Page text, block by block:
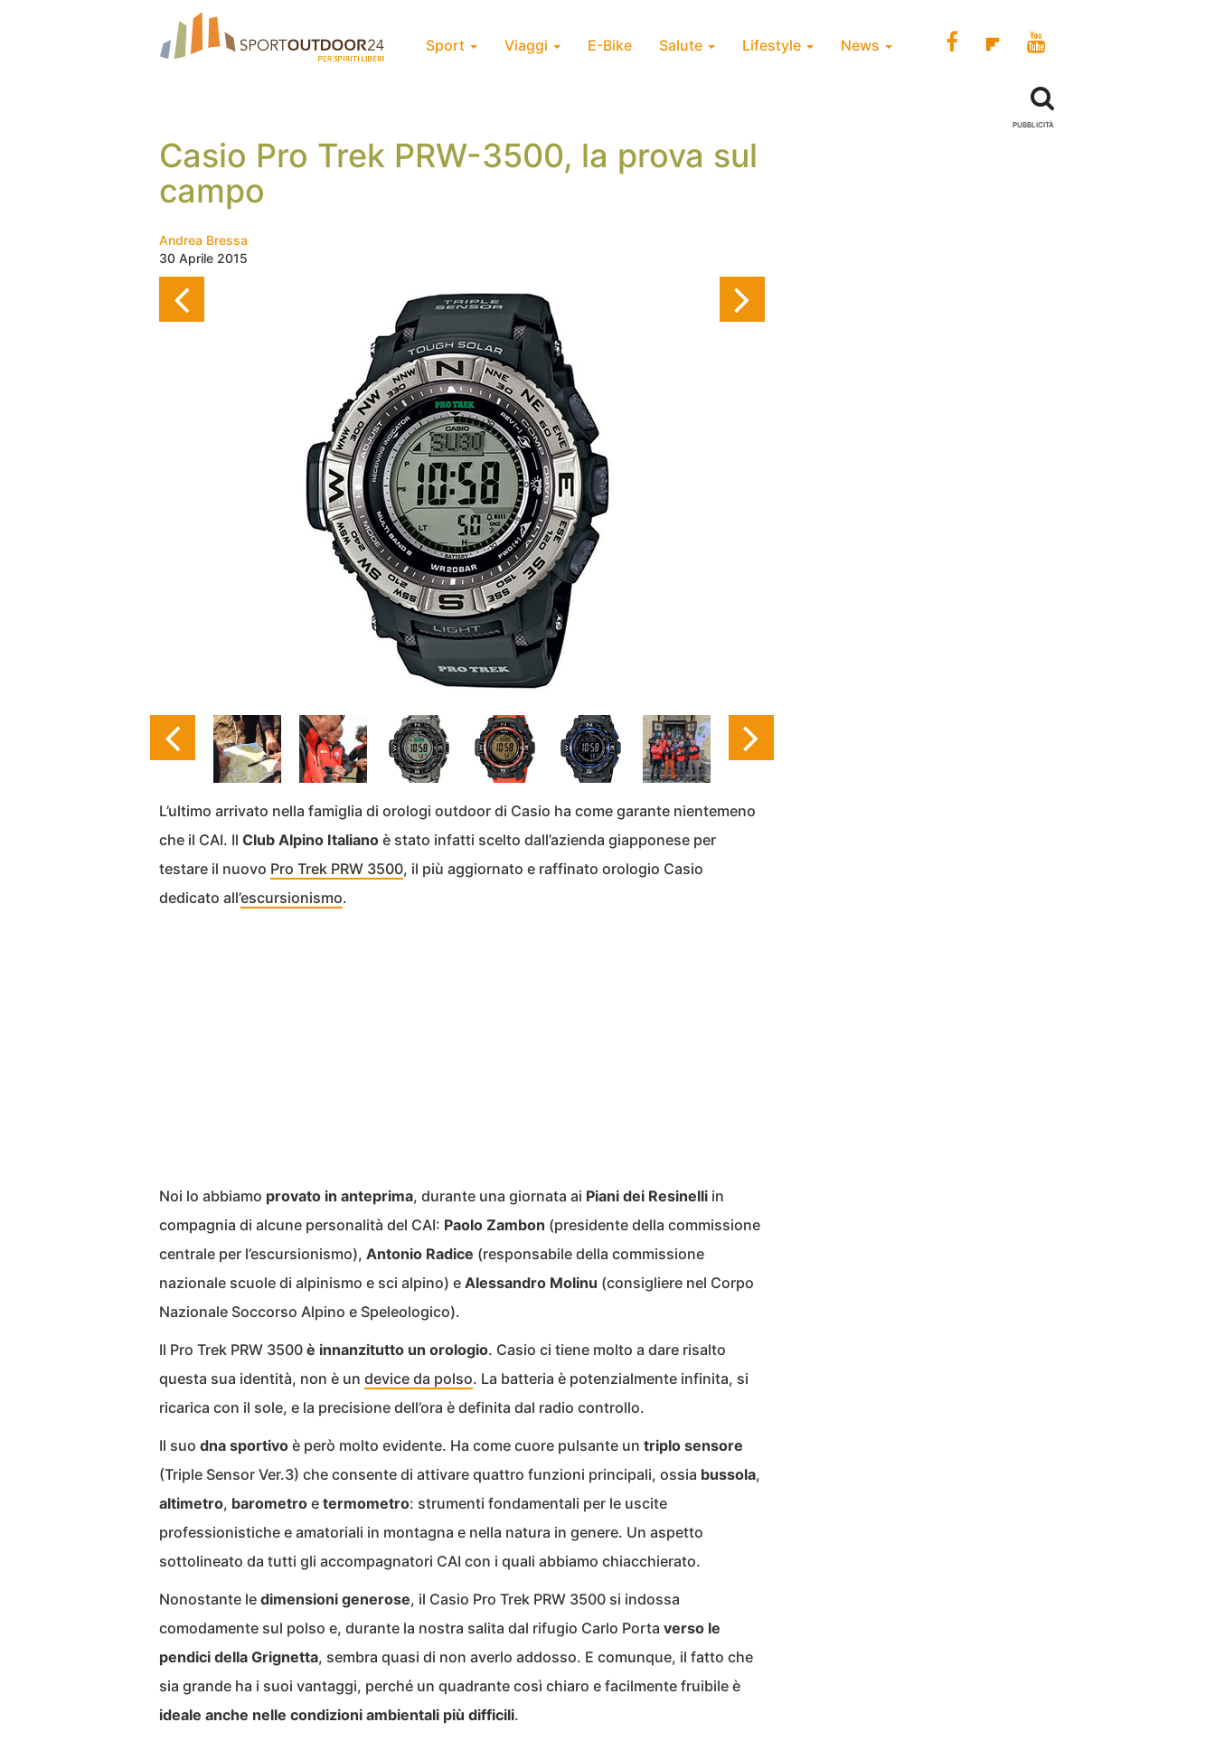
Sport Viaggi E-Bike Salute Lifestyle News
Casio Pro Trek PRW-3500, la prova sul
campo
Andrea Bressa
30 Aprile 2015
L’ultimo arrivato nella famiglia di orologi outdoor di Casio ha come garante nientemeno
che il CAI. Il Club Alpino Italiano è stato infatti scelto dall’azienda giapponese per
testare il nuovo Pro Trek PRW 3500, il più aggiornato e raffinato orologio Casio
dedicato all’escursionismo.
Noi lo abbiamo provato in anteprima, durante una giornata ai Piani dei Resinelli in
compagnia di alcune personalità del CAI: Paolo Zambon (presidente della commissione
centrale per l’escursionismo), Antonio Radice (responsabile della commissione
nazionale scuole di alpinismo e sci alpino) e Alessandro Molinu (consigliere nel Corpo
Nazionale Soccorso Alpino e Speleologico).
Il Pro Trek PRW 3500 è innanzitutto un orologio. Casio ci tiene molto a dare risalto
questa sua identità, non è un device da polso. La batteria è potenzialmente infinita, si
ricarica con il sole, e la precisione dell’ora è definita dal radio controllo.
Il suo dna sportivo è però molto evidente. Ha come cuore pulsante un triplo sensore
(Triple Sensor Ver.3) che consente di attivare quattro funzioni principali, ossia bussola,
altimetro, barometro e termometro: strumenti fondamentali per le uscite
professionistiche e amatoriali in montagna e nella natura in genere. Un aspetto
sottolineato da tutti gli accompagnatori CAI con i quali abbiamo chiacchierato.
Nonostante le dimensioni generose, il Casio Pro Trek PRW 3500 si indossa
comodamente sul polso e, durante la nostra salita dal rifugio Carlo Porta verso le
pendici della Grignetta, sembra quasi di non averlo addosso. E comunque, il fatto che
sia grande ha i suoi vantaggi, perché un quadrante così chiaro e facilmente fruibile è
ideale anche nelle condizioni ambientali più difficili.
PUBBLICITÀ